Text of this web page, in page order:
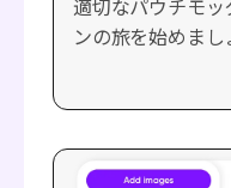
適切なパウチモッ
ンの旅を始めまし